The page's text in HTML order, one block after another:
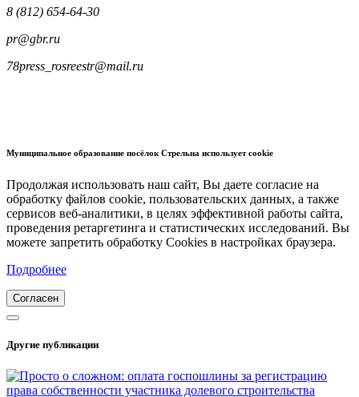
8 (812) 654-64-30
pr@gbr.ru
78press_rosreestr@mail.ru
Муниципальное образование посёлок Стрельна использует cookie
Продолжая использовать наш сайт, Вы даете согласие на
обработку файлов cookie, пользовательских данных, а также
сервисов веб-аналитики, в целях эффективной работы сайта,
проведения ретаргетинга и статистических исследований. Вы
можете запретить обработку Cookies в настройках браузера.
Подробнее
Согласен
Другие публикации